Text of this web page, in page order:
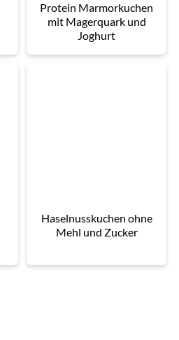
Protein Marmorkuchen
mit Magerquark und
Joghurt
Haselnusskuchen ohne
Mehl und Zucker